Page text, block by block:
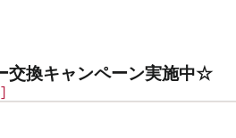
交換キャンペーン実施中☆